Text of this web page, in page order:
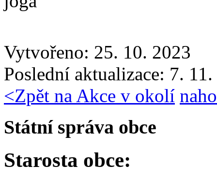
Vytvořeno: 25. 10. 2023
Poslední aktualizace: 7.
<Zpět na Akce v okolí
Státní správa obce
Starosta obce: